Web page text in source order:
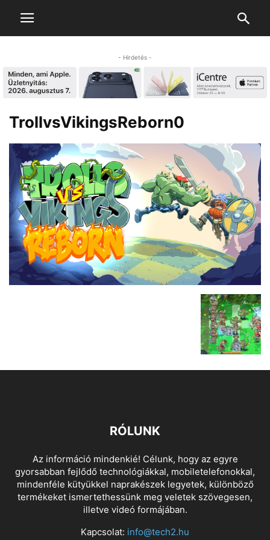
- Hirdetés -
TrollvsVikingsReborn0
RÓLUNK
Az információ mindenkié! Célunk, hogy az egyre
gyorsabban fejlődő technológiákkal, mobiletelefonokkal,
mindenféle kütyükkel naprakészek legyetek, különböző
termékeket ismertethessünk meg veletek szövegesen,
illetve videó formájában.
Kapcsolat: info@tech2.hu